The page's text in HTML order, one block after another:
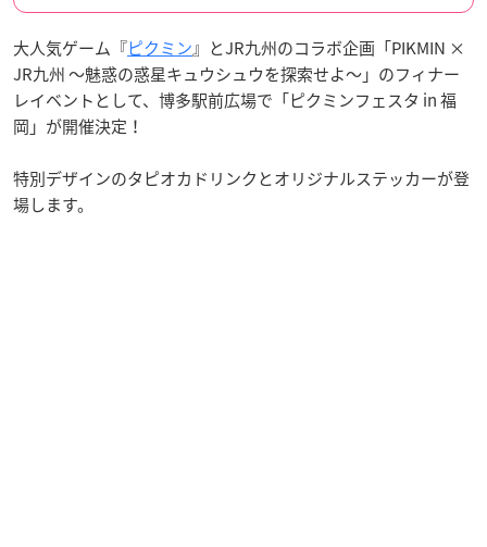
大人気ゲーム『ピクミン』とJR九州のコラボ企画「PIKMIN ×
JR九州 ～魅惑の惑星キュウシュウを探索せよ～」のフィナー
レイベントとして、博多駅前広場で「ピクミンフェスタ in 福
岡」が開催決定！
特別デザインのタピオカドリンクとオリジナルステッカーが登
場します。